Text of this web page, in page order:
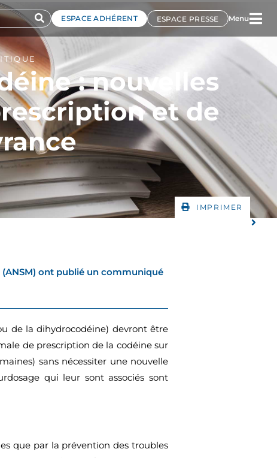
ESPACE ADHÉRENT ESPACE PRESSE Menu
: nouvelles
et de
IMPRIMER
ont publié un communiqué
de la dihydrocodéine) devront être
de prescription de la codéine sur
sans nécessiter une nouvelle
qui leur sont associés sont
que par la prévention des troubles